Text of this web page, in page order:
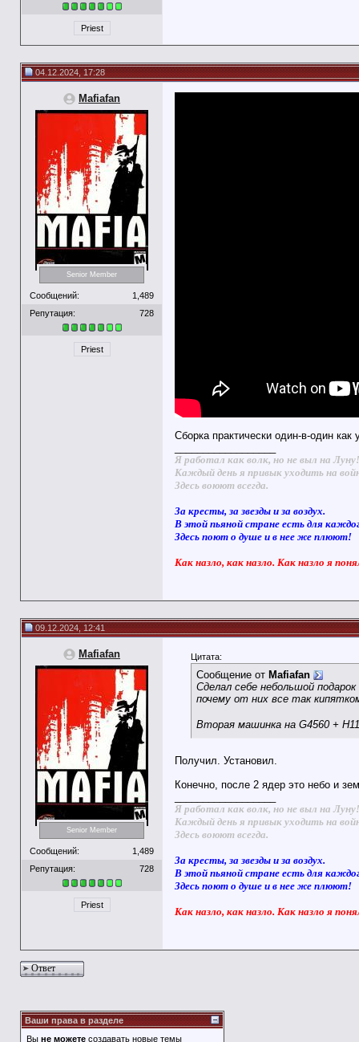
Priest
04.12.2024, 17:28
Mafiafan
Senior Member
Сообщений:
1,489
Репутация:
728
Priest
Cборка практически один-в-один
Я работал как волк, но не выл на Луну!
Каждый день я привык уходить на
Здесь воюют всегда.
За кресты, за звезды и за воздух.
В этой пьяной стране есть для
Здесь поют о душе и в нее же плюют!
Как назло, как назло. Как назло я
09.12.2024, 12:41
Mafiafan
Senior Member
Сообщений:
1,489
Репутация:
728
Priest
Цитата:
Сообщение от Mafiafan
Сделал себе небольшой
почему от них все так
Вторая машинка на G4560 +
Получил. Установил.
Конечно, после 2 ядер это небо и
Я работал как волк, но не выл на Луну!
Каждый день я привык уходить на
Здесь воюют всегда.
За кресты, за звезды и за воздух.
В этой пьяной стране есть для
Здесь поют о душе и в нее же плюют!
Как назло, как назло. Как назло я
Ответ
Ваши права в разделе
Вы не можете создавать новые темы